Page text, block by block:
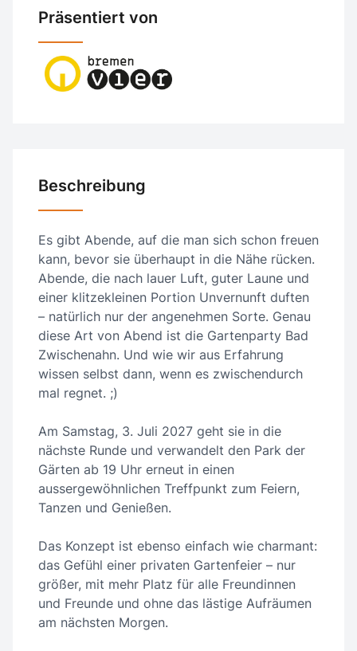
Präsentiert von
Beschreibung
Es gibt Abende, auf die man sich schon freuen
kann, bevor sie überhaupt in die Nähe rücken.
Abende, die nach lauer Luft, guter Laune und
einer klitzekleinen Portion Unvernunft duften
– natürlich nur der angenehmen Sorte. Genau
diese Art von Abend ist die Gartenparty Bad
Zwischenahn. Und wie wir aus Erfahrung
wissen selbst dann, wenn es zwischendurch
mal regnet. ;)
Am Samstag, 3. Juli 2027 geht sie in die
nächste Runde und verwandelt den Park der
Gärten ab 19 Uhr erneut in einen
aussergewöhnlichen Treffpunkt zum Feiern,
Tanzen und Genießen.
Das Konzept ist ebenso einfach wie charmant:
das Gefühl einer privaten Gartenfeier – nur
größer, mit mehr Platz für alle Freundinnen
und Freunde und ohne das lästige Aufräumen
am nächsten Morgen.